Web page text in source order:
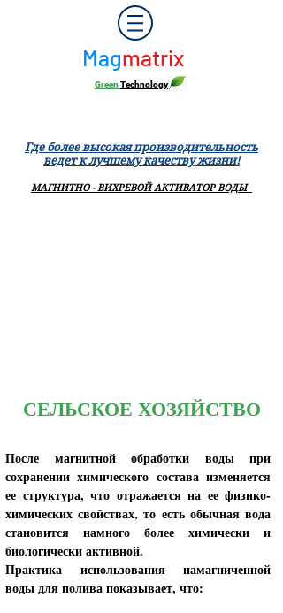
Magmatrix
GreenTechnology
Где более высокая производительность
ведет к лучшему качеству жизни!
МАГНИТНО - ВИХРЕВОЙ АКТИВАТОР ВОДЫ
СЕЛЬСКОЕ ХОЗЯЙСТВО
После магнитной обработки воды при
сохранении химического состава изменяется
ее структура, что отражается на ее физико-
химических свойствах, то есть обычная вода
становится намного более химически и
биологически активной.
Практика использования намагниченной
воды для полива показывает, что: